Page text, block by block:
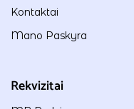
Kontaktai
Mano Paskyra
Rekvizitai